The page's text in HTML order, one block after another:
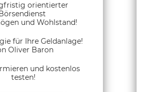
orientierter
und Wohlstand!
für Ihre Geldanlage!
Oliver Baron
und kostenlos
testen!